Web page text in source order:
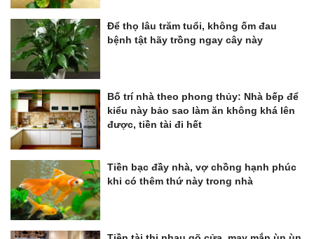
Để thọ lâu trăm tuổi, không ốm đau
bệnh tật hãy trồng ngay cây này
Bố trí nhà theo phong thủy: Nhà bếp để
kiểu này bảo sao làm ăn không khá lên
được, tiền tài đi hết
Tiền bạc đầy nhà, vợ chồng hạnh phúc
khi có thêm thứ này trong nhà